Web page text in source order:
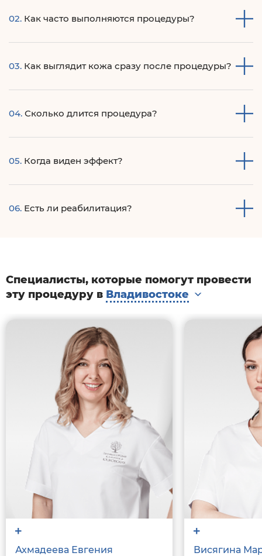
В зависимости от плотности, давности и глубины
внесения пигмента в кожу, от 6 процедур.
02. Как часто выполняются процедуры?
Не чаще, чем 1 раз в 6 недель.
03. Как выглядит кожа сразу после процедуры?
Сразу после процедуры мы можем наблюдать
покраснение и отечность в зоне воздействия лазером,
04. Сколько длится процедура?
Процедура занимает в среднем от нескольких секунд до
5-7 минут.
05. Когда виден эффект?
Эффект наступает постепенно, начиная с 3-4 недели.
06. Есть ли реабилитация?
Специалисты, которые помогут провести
эту процедуру в Владивостоке
Ахмадеева Евгения
Висягина